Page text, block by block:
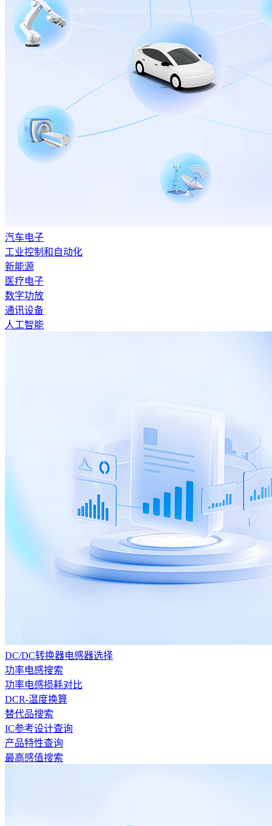
汽车电子
工业控制和自动化
新能源
医疗电子
数字功放
通讯设备
人工智能
DC/DC转换器电感器选择
功率电感搜索
功率电感损耗对比
DCR-温度换算
替代品搜索
IC参考设计查询
产品特性查询
最高感值搜索